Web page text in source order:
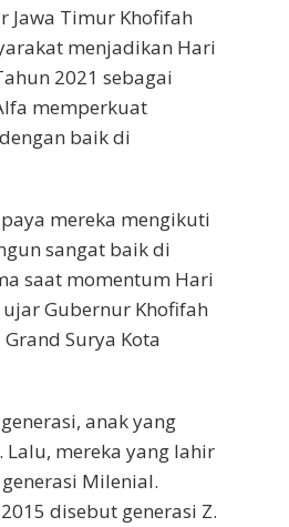
Jawa Timur Khofifah
menjadikan Hari
2021 sebagai
memperkuat
baik di
mereka mengikuti
sangat baik di
saat momentum Hari
ujar Gubernur Khofifah
Surya Kota
anak yang
mereka yang lahir
Milenial.
disebut generasi Z.